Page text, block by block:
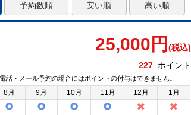
予約数順 安い順 高い順
25,000 円 (税込)
227 ポイント
話・メール予約の場合にはポイントの付与はできません。
8月 9月 10月 11月 12月 1月